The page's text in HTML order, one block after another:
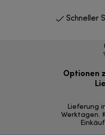
Schneller
Optionen
Lieferung
Werktagen.